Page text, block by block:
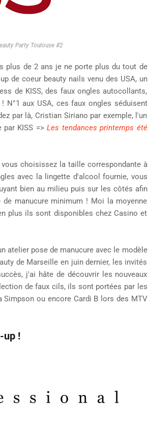
Party Toulouse #2
plus de 2 ans je ne porte plus du tout de
de coeur beauty nails venu des USA, un
de KISS, des faux ongles autocollants,
N°1 aux USA, ces faux ongles séduisent
par là, Cristian Siriano par exemple, l'un
par KISS =>Les tendances printemps été
choisissez la taille correspondante à
avec la lingette d'alcool fournie, vous
bien au milieu puis sur les côtés afin
de manucure minimum ! Moi la moyenne
plus ils sont disponibles chez Casino et
atelier pose de manucure avec le modèle
de Marseille en juin dernier, les invités
j'ai hâte de découvrir les nouveaux
de faux cils, ils sont portées par les
ou encore Cardi B lors des MTV
up !